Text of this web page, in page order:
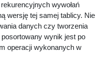
wywołań
wersję tej samej tablicy. Nie
danych czy tworzenia
wynik jest po
operacji wykonanych w